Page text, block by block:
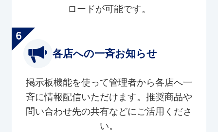
ロードが可能です。
各店への一斉お知らせ
掲示板機能を使って管理者から各店へ一
斉に情報配信いただけます。推奨商品や
問い合わせ先の共有などにご活用くださ
い。